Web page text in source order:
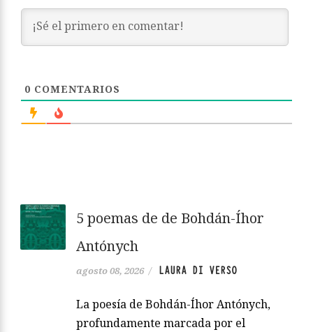
0 COMENTARIOS
5 poemas de de Bohdán-Íhor
Antónych
agosto 08, 2026 / LAURA DI VERSO
La poesía de Bohdán-Íhor Antónych,
profundamente marcada por el